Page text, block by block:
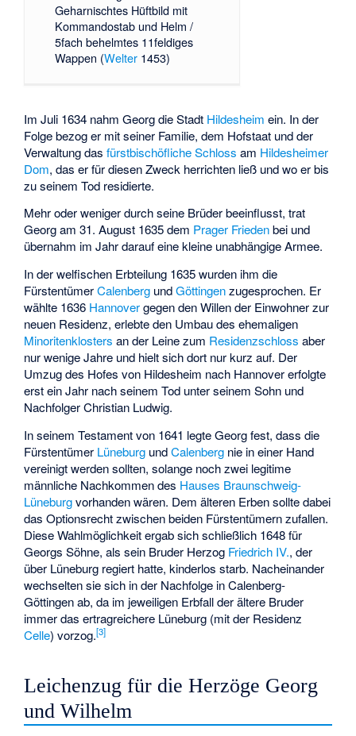
Geharnischtes Hüftbild mit
Kommandostab und Helm /
5fach behelmtes 11feldiges
Wappen (Welter1453)
Im Juli 1634 nahm Georg die Stadt Hildesheim ein. In der
Folge bezog er mit seiner Familie, dem Hofstaat und der
Verwaltung dasfürstbischöfliche Schloss am Hildesheimer
Dom, das er für diesen Zweck herrichten ließ und wo er bis
zu seinem Tod residierte.
Mehr oder weniger durch seine Brüder beeinflusst, trat
Georg am 31. August 1635 dem Prager Friedenbei und
übernahm im Jahr darauf eine kleine unabhängige Armee.
In der welfischen Erbteilung 1635 wurden ihm die
FürstentümerCalenberg undGöttingenzugesprochen. Er
wählte 1636 Hannovergegen den Willen der Einwohner zur
neuen Residenz, erlebte den Umbau des ehemaligen
Minoritenklosters an der Leine zum Residenzschloss aber
nur wenige Jahre und hielt sich dort nur kurz auf. Der
Umzug des Hofes von Hildesheim nach Hannover erfolgte
erst ein Jahr nach seinem Tod unter seinem Sohn und
Nachfolger Christian Ludwig.
In seinem Testament von 1641 legte Georg fest, dass die
Fürstentümer Lüneburg undCalenberg nie in einer Hand
vereinigt werden sollten, solange noch zwei legitime
männliche Nachkommen des Hauses Braunschweig-
Lüneburgvorhanden wären. Dem älteren Erben sollte dabei
das Optionsrecht zwischen beiden Fürstentümern zufallen.
Diese Wahlmöglichkeit ergab sich schließlich 1648 für
Georgs Söhne, als sein Bruder Herzog Friedrich IV., der
über Lüneburg regiert hatte, kinderlos starb. Nacheinander
wechselten sie sich in der Nachfolge in Calenberg-
Göttingen ab, da im jeweiligen Erbfall der ältere Bruder
immer das ertragreichere Lüneburg (mit der Residenz
Celle) vorzog.[3]
Leichenzug für die Herzöge Georg
und Wilhelm